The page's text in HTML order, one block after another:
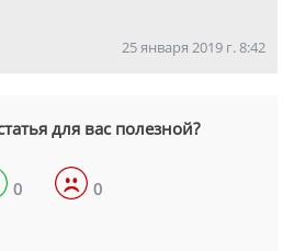
25 января 2019 г. 8:42
для вас полезной?
0 0